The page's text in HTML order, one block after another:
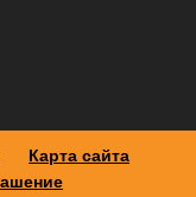
Карта сайта